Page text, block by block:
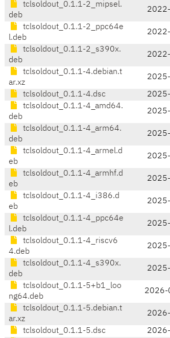
tclsoldout_0.1.1-2_mipsel.
deb
tclsoldout_0.1.1-2_ppc64e
l.deb
tclsoldout_0.1.1-2_s390x.
deb
tclsoldout_0.1.1-4.debian.t
ar.xz
tclsoldout_0.1.1-4.dsc
tclsoldout_0.1.1-4_amd64.
deb
tclsoldout_0.1.1-4_arm64.
deb
tclsoldout_0.1.1-4_armel.d
eb
tclsoldout_0.1.1-4_armhf.d
eb
tclsoldout_0.1.1-4_i386.d
eb
tclsoldout_0.1.1-4_ppc64e
l.deb
tclsoldout_0.1.1-4_riscv6
4.deb
tclsoldout_0.1.1-4_s390x.
deb
tclsoldout_0.1.1-5+b1_loo
ng64.deb
2026-
tclsoldout_0.1.1-5.debian.t
ar.xz
tclsoldout_0.1.1-5.dsc